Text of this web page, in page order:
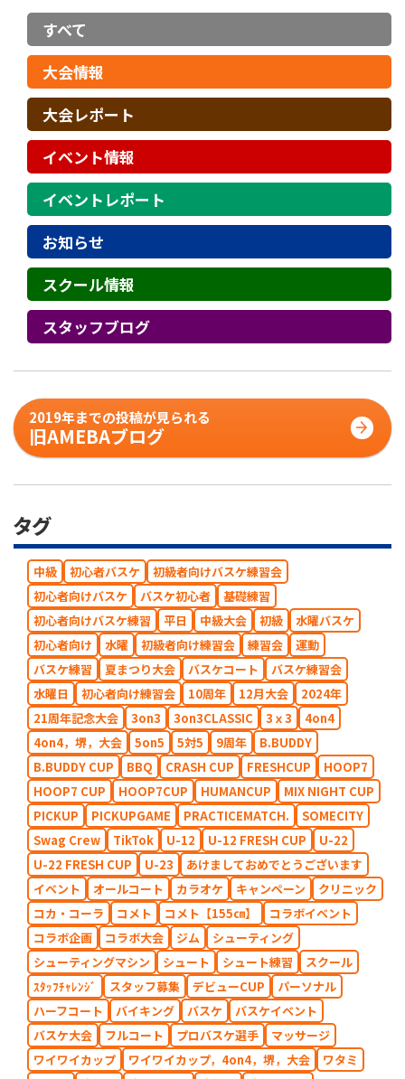
すべて
大会情報
大会レポート
イベント情報
イベントレポート
お知らせ
スクール情報
スタッフブログ
2019年までの投稿が見られる
旧AMEBAブログ
タグ
中級 初心者バスケ
初級者向けバスケ練習会
初心者向けバスケ
バスケ初心者
基礎練習
初心者向けバスケ練習
平日 中級大会 初級
水曜バスケ
初心者向け
水曜 初級者向け練習会 練習会
運動
バスケ練習
夏まつり大会 バスケコート
バスケ練習会
水曜日
初心者向け練習会 10周年 12月大会
2024年
21周年記念大会
3on3 3on3CLASSIC 3ｘ3
4on4
4on4，堺，大会
5on5 5対5 9周年
B.BUDDY
B.BUDDY CUP
BBQ CRASH CUP FRESHCUP
HOOP7
HOOP7 CUP
HOOP7CUP HUMANCUP
MIX NIGHT CUP
PICKUP
PICKUPGAME PRACTICEMATCH.
SOMECITY
Swag Crew
TikTok U-12 U-12 FRESH CUP
U-22
U-22 FRESH CUP
U-23
あけましておめでとうございます
イベント
オールコート カラオケ キャンペーン
クリニック
コカ・コーラ
コメト コメト【155㎝】
コラボイベント
コラボ企画
コラボ大会 ジム
シューティング
シューティングマシン
シュート シュート練習
スクール
ｽﾀｯﾌﾁｬﾚﾝｼﾞ
スタッフ募集 デビューCUP
パーソナル
ハーフコート
バイキング バスケ
バスケイベント
バスケ大会
フルコート プロバスケ選手
マッサージ
ワイワイカップ
ワイワイカップ，4on4，堺，大会
ワタミ